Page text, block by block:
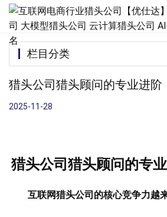
猎头公司猎头顾问的专业进阶
2025-11-28
猎头公司猎头顾问的专
互联网猎头公司的核心竞争力越
栏目分类